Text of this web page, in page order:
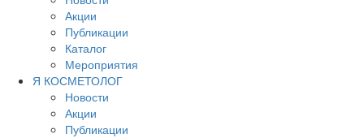
Акции
Публикации
Каталог
Мероприятия
Я КОСМЕТОЛОГ
Новости
Акции
Публикации